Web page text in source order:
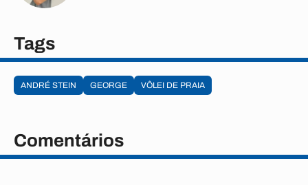
Tags
ANDRÉ STEIN GEORGE VÔLEI DE PRAIA
Comentários